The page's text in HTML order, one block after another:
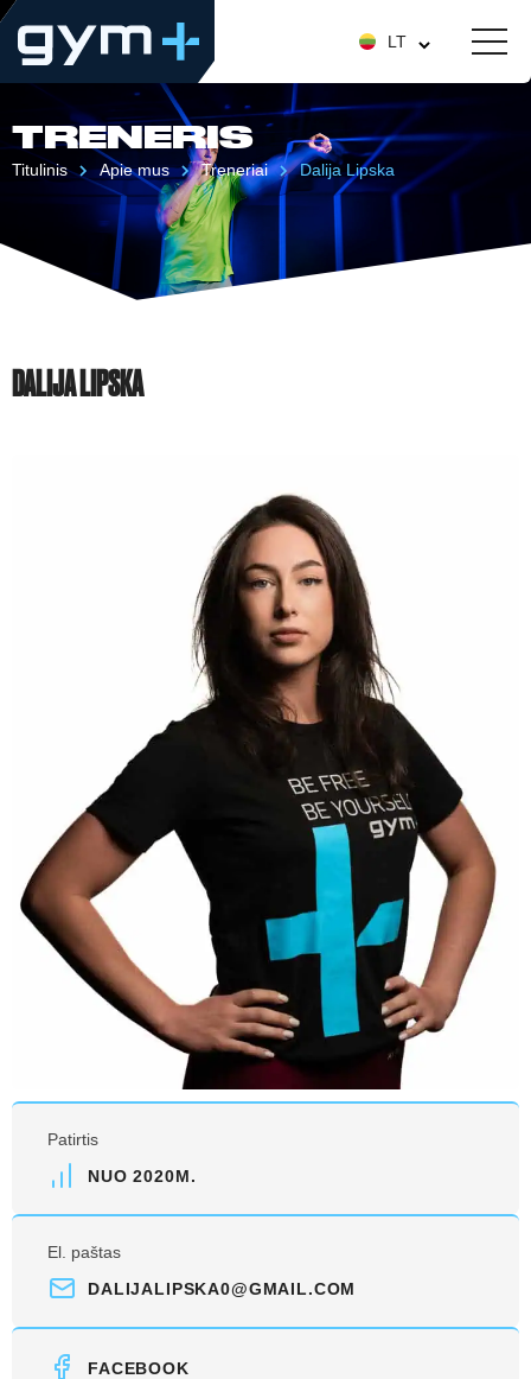
LT
TRENERIS
Titulinis Apie mus Treneriai Dalija Lipska
DALIJA LIPSKA
Patirtis
NUO 2020M.
El. paštas
DALIJALIPSKA0@GMAIL.COM
FACEBOOK